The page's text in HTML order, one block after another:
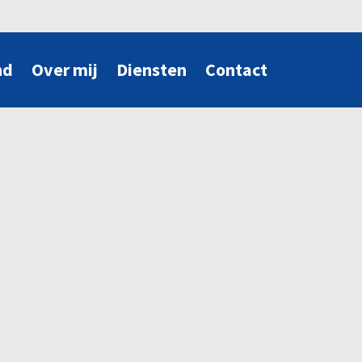
Over mij Diensten Contact